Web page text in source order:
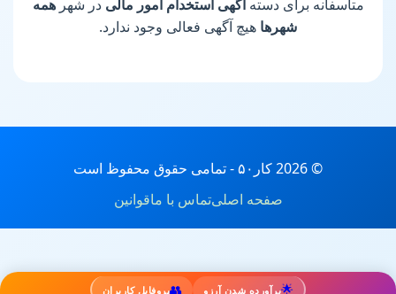
🌟برآورده شدن آرزو 👥پروفایل کاربران
متاسفانه برای دستهآگهی استخدام امور مالی در شهرهمه
شهرها هیچ آگهی فعالی وجود ندارد.
© 2026 کار۵۰ - تمامی حقوق محفوظ است
صفحه اصلیتماس با ماقوانین